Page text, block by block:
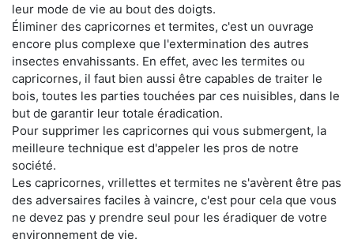
leur mode de vie au bout des doigts.
Éliminer des capricornes et termites, c'est un ouvrage
encore plus complexe que l'extermination des autres
insectes envahissants. En effet, avec les termites ou
capricornes, il faut bien aussi être capables de traiter le
bois, toutes les parties touchées par ces nuisibles, dans le
but de garantir leur totale éradication.
Pour supprimer les capricornes qui vous submergent, la
meilleure technique est d'appeler les pros de notre
société.
Les capricornes, vrillettes et termites ne s'avèrent être pas
des adversaires faciles à vaincre, c'est pour cela que vous
ne devez pas y prendre seul pour les éradiquer de votre
environnement de vie.